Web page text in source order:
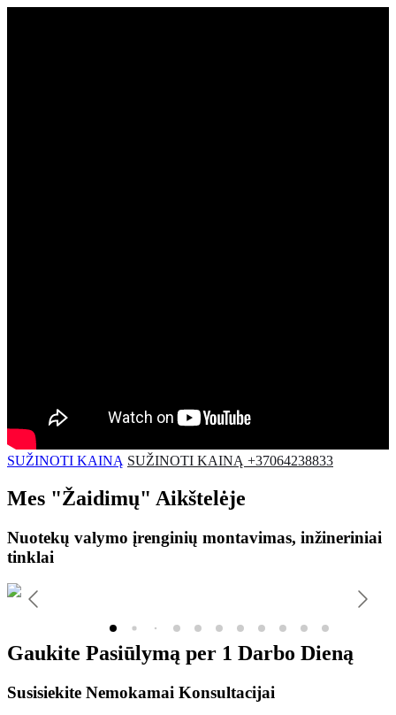
SUŽINOTI KAINĄ SUŽINOTI KAINĄ +37064238833
Mes "Žaidimų" Aikštelėje
Nuotekų valymo įrenginių montavimas, inžineriniai
tinklai
Gaukite Pasiūlymą per 1 Darbo Dieną
Susisiekite Nemokamai Konsultacijai